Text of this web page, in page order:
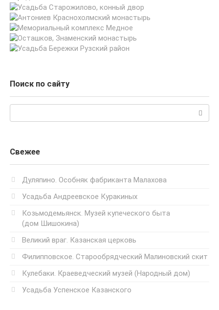
Поиск по сайту
Свежее
Дуляпино. Особняк фабриканта Малахова
Усадьба Андреевское Куракиных
Козьмодемьянск. Музей купеческого быта
(дом Шишокина)
Великий враг. Казанская церковь
Филипповское. Старообрядческий Малиновский скит
Кулебаки. Краеведческий музей (Народный дом)
Усадьба Успенское Казанского